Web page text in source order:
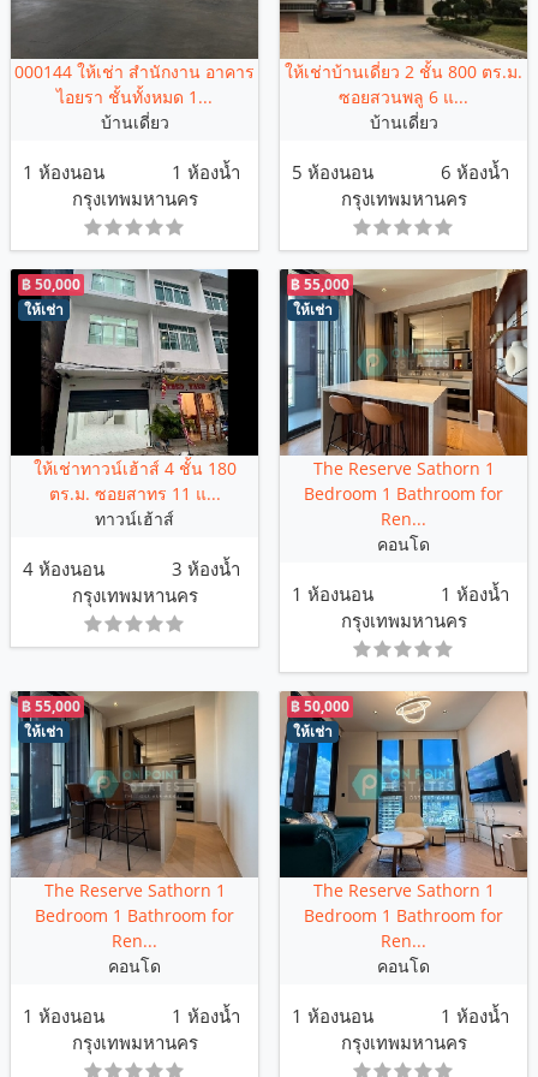
000144 ให้เช่า สำนักงาน อาคาร
ไอยรา ชั้นทั้งหมด 1...
บ้านเดี่ยว
1 ห้องนอน
1 ห้องน้ำ
กรุงเทพมหานคร
ให้เช่าบ้านเดี่ยว 2 ชั้น 800 ตร.ม.
ซอยสวนพลู 6 แ...
บ้านเดี่ยว
5 ห้องนอน
6 ห้องน้ำ
กรุงเทพมหานคร
ให้เช่า
฿ 50,000
ให้เช่าทาวน์เฮ้าส์ 4 ชั้น 180
ตร.ม. ซอยสาทร 11 แ...
ทาวน์เฮ้าส์
4 ห้องนอน
3 ห้องน้ำ
กรุงเทพมหานคร
ให้เช่า
฿ 55,000
The Reserve Sathorn 1
Bedroom 1 Bathroom for
Ren...
คอนโด
1 ห้องนอน
1 ห้องน้ำ
กรุงเทพมหานคร
ให้เช่า
฿ 55,000
The Reserve Sathorn 1
Bedroom 1 Bathroom for
Ren...
คอนโด
1 ห้องนอน
1 ห้องน้ำ
กรุงเทพมหานคร
ให้เช่า
฿ 50,000
The Reserve Sathorn 1
Bedroom 1 Bathroom for
Ren...
คอนโด
1 ห้องนอน
1 ห้องน้ำ
กรุงเทพมหานคร